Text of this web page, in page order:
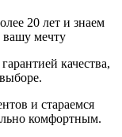
20 лет и знаем
мечту
качества,
и стараемся
комфортным.